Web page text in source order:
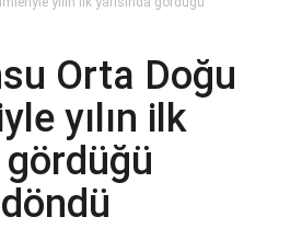
Orta Doğu
yılın ilk
gördüğü